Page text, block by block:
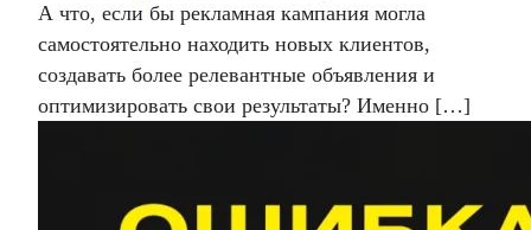
А что, если бы рекламная кампания могла
самостоятельно находить новых клиентов,
создавать более релевантные объявления и
оптимизировать свои результаты? Именно […]